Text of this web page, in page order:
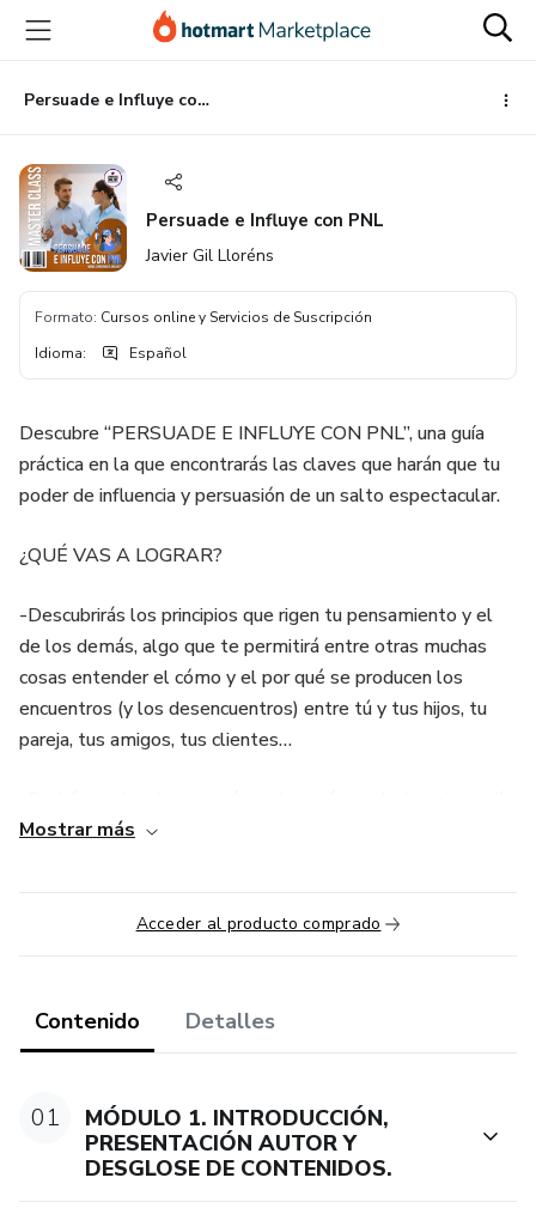
principal
página
de
página
Persuade e Influye con PNL
Persuade e Influye con PNL
Javier Gil Lloréns
Formato: Cursos online y Servicios de Suscripción
Idioma: Español
Descubre “PERSUADE E INFLUYE CON PNL”, una guía
práctica en la que encontrarás las claves que harán que tu
poder de influencia y persuasión de un salto espectacular.
¿QUÉ VAS A LOGRAR?
-Descubrirás los principios que rigen tu pensamiento y el
de los demás, algo que te permitirá entre otras muchas
cosas entender el cómo y el por qué se producen los
encuentros (y los desencuentros) entre tú y tus hijos, tu
pareja, tus amigos, tus clientes…
de hoy tus habilidades de comunicación, y partir del punto
espectacular.
-Comprenderás que seas o no vendedor profesional,
de tus ideas, de tus sugerencias, de tus opiniones, de tus
decisiones…
-Aprenderás a crear un clima de entendimiento y confianza,
y a acompañar y guiar a otros en su proceso de decisión: a
tus clientes, a tus hijos, a tus alumnos, a tus afiliados…
Mostrar más
Acceder al producto comprado
Contenido Detalles
01
MÓDULO 1. INTRODUCCIÓN,
PRESENTACIÓN AUTOR Y
DESGLOSE DE CONTENIDOS.